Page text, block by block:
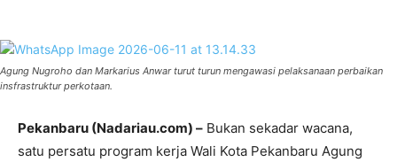
Agung Nugroho dan Markarius Anwar turut turun mengawasi pelaksanaan perbaikan
insfrastruktur perkotaan.
Pekanbaru (Nadariau.com) – Bukan sekadar wacana,
satu persatu program kerja Wali Kota Pekanbaru Agung